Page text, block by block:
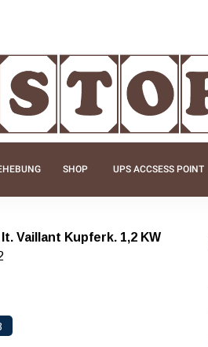
SHOP UPS ACCSESS POINT
Vaillant Kupferk. 1,2 KW